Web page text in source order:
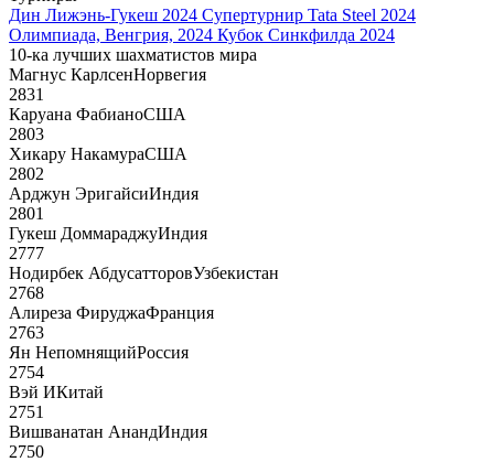
Дин Лижэнь-Гукеш 2024 Супертурнир Tata Steel 2024
Олимпиада, Венгрия, 2024 Кубок Синкфилда 2024
10-ка лучших шахматистов мира
Магнус КарлсенНорвегия
2831
Каруана ФабианоСША
2803
Хикару НакамураСША
2802
Арджун ЭригайсиИндия
2801
Гукеш ДоммараджуИндия
2777
Нодирбек АбдусатторовУзбекистан
2768
Алиреза ФируджаФранция
2763
Ян НепомнящийРоссия
2754
Вэй ИКитай
2751
Вишванатан АнандИндия
2750